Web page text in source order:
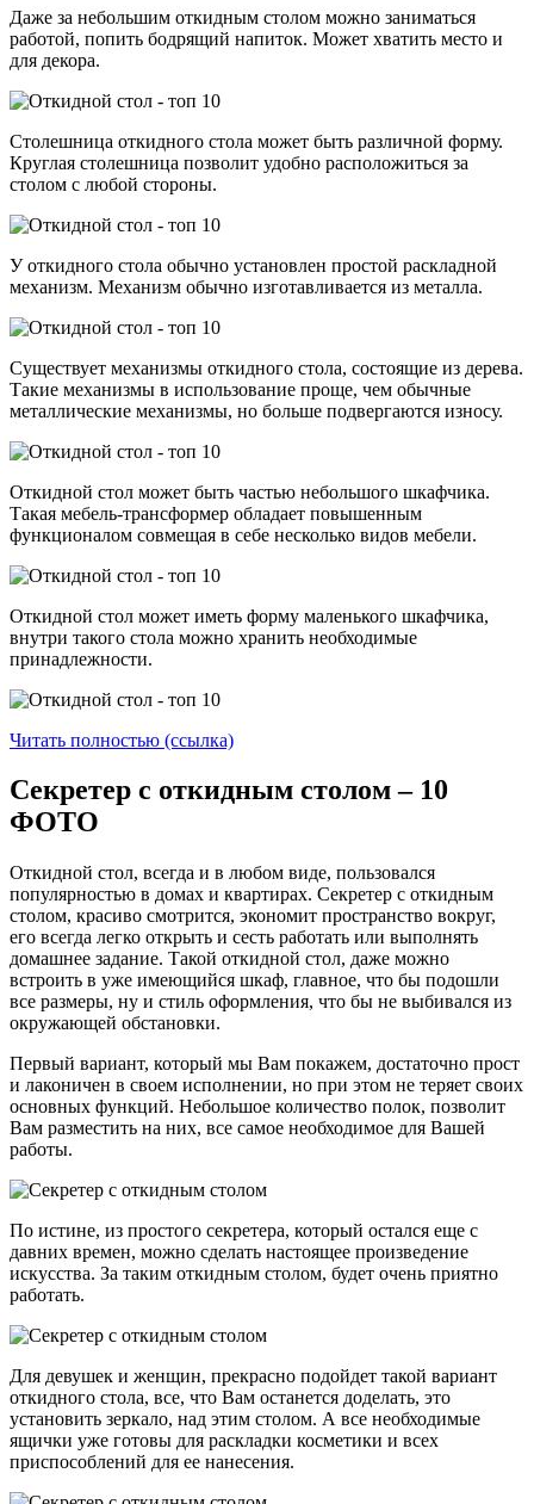
Даже за небольшим откидным столом можно заниматься
работой, попить бодрящий напиток. Может хватить место и
для декора.
Столешница откидного стола может быть различной форму.
Круглая столешница позволит удобно расположиться за
столом с любой стороны.
У откидного стола обычно установлен простой раскладной
механизм. Механизм обычно изготавливается из металла.
Существует механизмы откидного стола, состоящие из дерева.
Такие механизмы в использование проще, чем обычные
металлические механизмы, но больше подвергаются износу.
Откидной стол может быть частью небольшого шкафчика.
Такая мебель-трансформер обладает повышенным
функционалом совмещая в себе несколько видов мебели.
Откидной стол может иметь форму маленького шкафчика,
внутри такого стола можно хранить необходимые
принадлежности.
Читать полностью (ссылка)
Секретер с откидным столом – 10
ФОТО
Откидной стол, всегда и в любом виде, пользовался
популярностью в домах и квартирах. Секретер с откидным
столом, красиво смотрится, экономит пространство вокруг,
его всегда легко открыть и сесть работать или выполнять
домашнее задание. Такой откидной стол, даже можно
встроить в уже имеющийся шкаф, главное, что бы подошли
все размеры, ну и стиль оформления, что бы не выбивался из
окружающей обстановки.
Первый вариант, который мы Вам покажем, достаточно прост
и лаконичен в своем исполнении, но при этом не теряет своих
основных функций. Небольшое количество полок, позволит
Вам разместить на них, все самое необходимое для Вашей
работы.
По истине, из простого секретера, который остался еще с
давних времен, можно сделать настоящее произведение
искусства. За таким откидным столом, будет очень приятно
работать.
Для девушек и женщин, прекрасно подойдет такой вариант
откидного стола, все, что Вам останется доделать, это
установить зеркало, над этим столом. А все необходимые
ящички уже готовы для раскладки косметики и всех
приспособлений для ее нанесения.